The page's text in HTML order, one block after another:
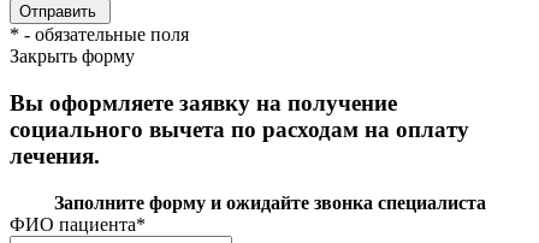
* - обязательные поля
Закрыть форму
Вы оформляете заявку на получение
социального вычета по расходам на оплату
лечения.
Заполните форму и ожидайте звонка специалиста
ФИО пациента*